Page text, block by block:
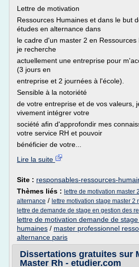
Lettre de motivation
Ressources Humaines et dans le but
études en alternance dans
le cadre d'un master 2 en Ressources
je recherche
actuellement une entreprise pour
(3 jours en
entreprise et 2 journées à l'école).
Sensible à la notoriété
de votre entreprise et de vos valeurs,
vivement intégrer votre
société afin d'approfondir mes
votre service RH et pouvoir
bénéficier de votre...
Lire la suite
Site : responsables-ressources-
Thèmes liés : lettre de motivation master
alternance / lettre motivation stage master 2
lettre de demande de stage en gestion des
lettre de motivation demande de
humaines / master professionnel
alternance paris
Dissertations gratuites sur
Master Rh - etudier.com